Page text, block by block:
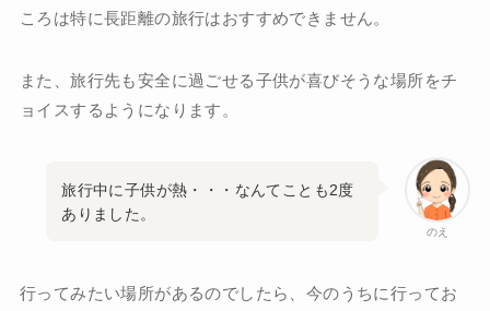
ころは特に長距離の旅行はおすすめできません。
また、旅行先も安全に過ごせる子供が喜びそうな場所をチ
ョイスするようになります。
のえ
旅行中に子供が熱・・・なんてことも2度
ありました。
行ってみたい場所があるのでしたら、今のうちに行ってお